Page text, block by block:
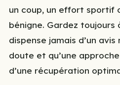
un coup, un effort sportif
bénigne. Gardez toujours
dispense jamais d’un
doute et qu’une
d’une récupération